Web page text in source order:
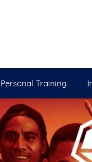
Personal Training